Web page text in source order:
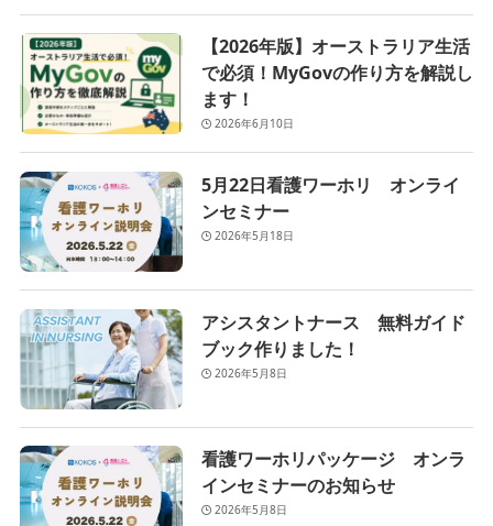
【2026年版】オーストラリア生活
で必須！MyGovの作り方を解説し
ます！
2026年6月10日
5月22日看護ワーホリ オンライ
ンセミナー
2026年5月18日
アシスタントナース 無料ガイド
ブック作りました！
2026年5月8日
看護ワーホリパッケージ オンラ
インセミナーのお知らせ
2026年5月8日